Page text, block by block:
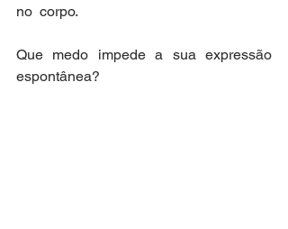
no  corpo.
Que medo impede a sua expressão
espontânea?